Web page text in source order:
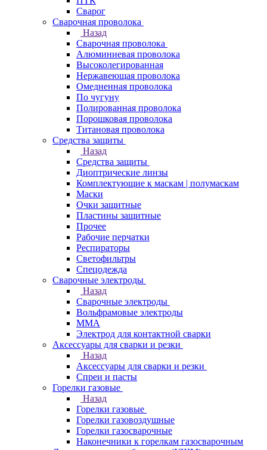
Сварог
Сварочная проволока
Назад
Сварочная проволока
Алюминиевая проволока
Высоколегированная
Нержавеющая проволока
Омедненная проволока
По чугуну
Полированная проволока
Порошковая проволока
Титановая проволока
Средства защиты
Назад
Средства защиты
Диоптрические линзы
Комплектующие к маскам | полумаскам
Маски
Очки защитные
Пластины защитные
Прочее
Рабочие перчатки
Респираторы
Светофильтры
Спецодежда
Сварочные электроды
Назад
Сварочные электроды
Вольфрамовые электроды
ММА
Электрод для контактной сварки
Аксессуары для сварки и резки
Назад
Аксессуары для сварки и резки
Спреи и пасты
Горелки газовые
Назад
Горелки газовые
Горелки газовоздушные
Горелки газосварочные
Наконечники к горелкам газосварочным